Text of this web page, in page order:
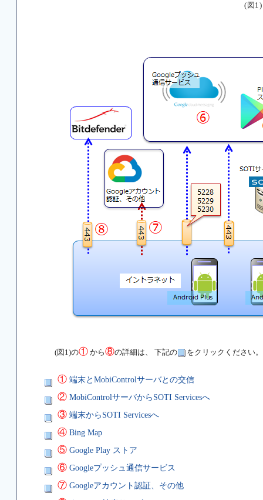
(図1)
(図1)の① から⑧の詳細は、 下記の をクリックください。
① 端末とMobiControlサーバとの交信
② MobiControlサーバからSOTI Servicesへ
③ 端末からSOTI Servicesへ
④ Bing Map
⑤ Google Play ストア
⑥ Googleプッシュ通信サービス
⑦ Googleアカウント認証、その他